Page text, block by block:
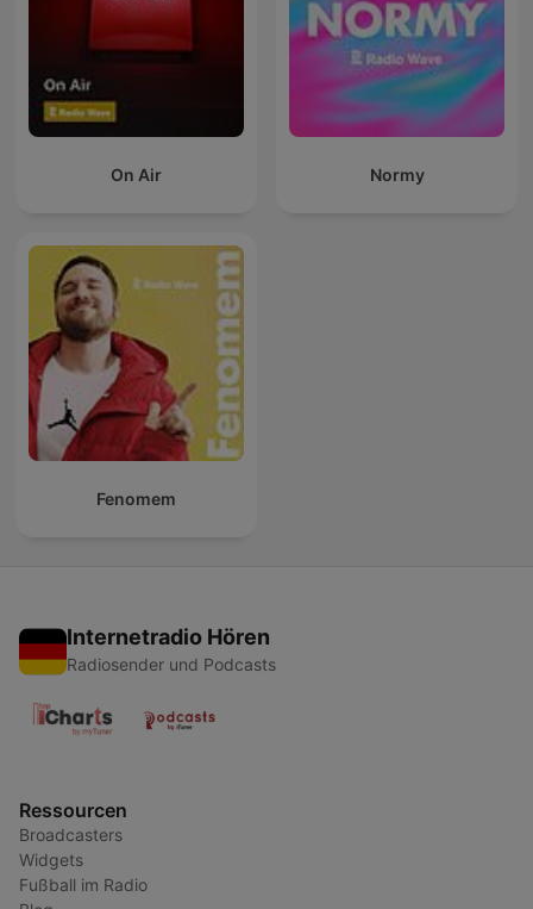
On Air Normy
Fenomem
Internetradio Hören
Radiosender und Podcasts
Ressourcen
Broadcasters
Widgets
Fußball im Radio